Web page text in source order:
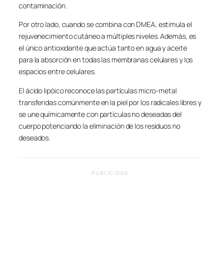
contaminación.
Por otro lado, cuando se combina con DMEA, estimula el
rejuvenecimiento cutáneo a múltiples niveles. Además, es
el único antioxidante que actúa tanto en agua y aceite
para la absorción en todas las membranas celulares y los
espacios entre celulares.
El ácido lipóico reconoce las partículas micro-metal
transferidas comúnmente en la piel por los radicales libres y
se une químicamente con partículas no deseadas del
cuerpo potenciando la eliminación de los residuos no
deseados.
PUBLICIDAD